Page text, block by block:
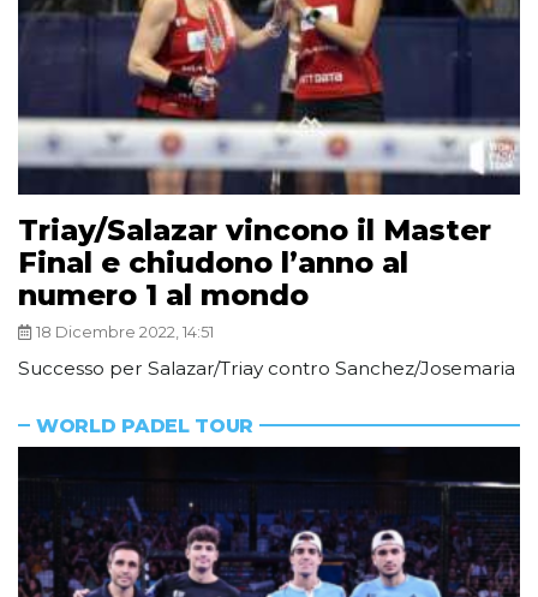
Triay/Salazar vincono il Master
Final e chiudono l’anno al
numero 1 al mondo
18 Dicembre 2022, 14:51
Successo per Salazar/Triay contro Sanchez/Josemaria
WORLD PADEL TOUR